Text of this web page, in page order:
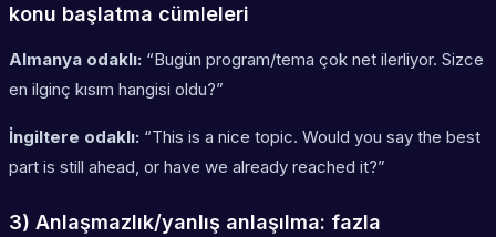
konu başlatma cümleleri
Almanya odaklı: “Bugün program/tema çok net ilerliyor. Sizce
en ilginç kısım hangisi oldu?”
İngiltere odaklı: “This is a nice topic. Would you say the best
part is still ahead, or have we already reached it?”
3) Anlaşmazlık/yanlış anlaşılma: fazla